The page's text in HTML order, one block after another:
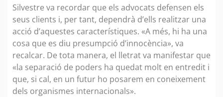
Silvestre va recordar que els advocats defensen els
seus clients i, per tant, dependrà d’ells realitzar una
acció d’aquestes característiques. «A més, hi ha una
cosa que es diu presumpció d’innocència», va
recalcar. De tota manera, el lletrat va manifestar que
«la separació de poders ha quedat molt en entredit i
que, si cal, en un futur ho posarem en coneixement
dels organismes internacionals».